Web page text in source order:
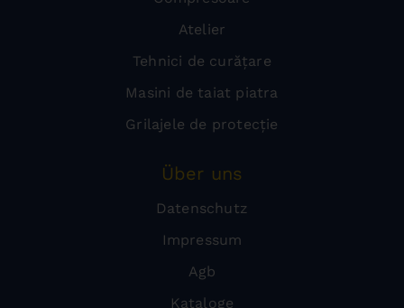
Atelier
Tehnici de curățare
Masini de taiat piatra
Grilajele de protecție
Über uns
Datenschutz
Impressum
Agb
Kataloge